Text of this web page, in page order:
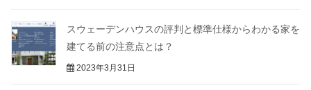
スウェーデンハウスの評判と標準仕様からわかる家を
建てる前の注意点とは？
2023年3月31日